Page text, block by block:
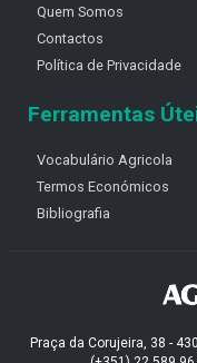
Quem Somos
Contactos
Política de Privacidade
Ferramentas
Vocabulário Agricola
Termos Económicos
Bibliografia
Praça da Corujeira, 38 -